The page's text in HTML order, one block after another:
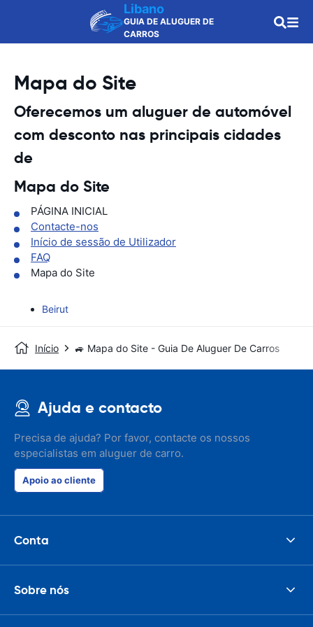
Libano
GUIA DE ALUGUER DE
CARROS
Mapa do Site
Oferecemos um aluguer de automóvel
com desconto nas principais cidades
de
Mapa do Site
PÁGINA INICIAL
Contacte-nos
Início de sessão de Utilizador
FAQ
Mapa do Site
Beirut
Início 🚙 Mapa do Site - Guia De Aluguer De Carros
Ajuda e contacto
Precisa de ajuda? Por favor, contacte os nossos
especialistas em aluguer de carro.
Apoio ao cliente
Conta
Sobre nós